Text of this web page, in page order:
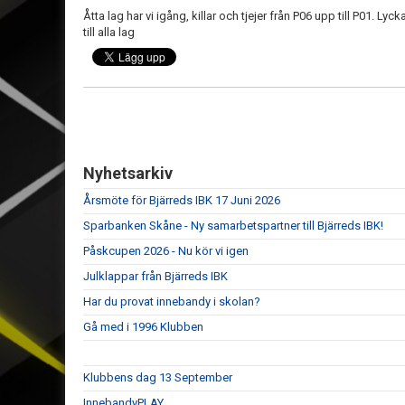
Åtta lag har vi igång, killar och tjejer från P06 upp till P01.
till alla lag
Nyhetsarkiv
Årsmöte för Bjärreds IBK 17 Juni 2026
Sparbanken Skåne - Ny samarbetspartner till Bjärreds IBK!
Påskcupen 2026 - Nu kör vi igen
Julklappar från Bjärreds IBK
Har du provat innebandy i skolan?
Gå med i 1996 Klubben
Klubbens dag 13 September